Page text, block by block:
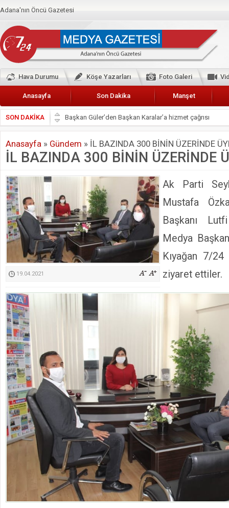
Adana'nın Öncü Gazetesi
Hava Durumu Köşe Yazarları Foto Galeri
Anasayfa Son Dakika Manşet
SON DAKİKA
Başkan Güler’den Başkan Karalar’a hizmet çağrısı
Lokantacılar ve Kebapçılar Esnaf Odası Başkanı Şefik
Hak-İş Abdurrahman Yücel
HDP İL BİNASININ ÖNÜNDE ANNELER TARİH
CEYHAN TİCARET ODASI
Hainler emellerine asla erişemeyecekler
BÖLGEMİZ ÇUKUROVA’DA 2019 YILI PAMUK
İyi Parti Yüreğir İlçe Başkanı Enis Akyürek
Kimyasallardan Koruma Derneği Başkanı Cennet Çelik
Anasayfa » Gündem » İL BAZINDA 300 BİNİN ÜZERİNDE
İL BAZINDA 300 BİNİN ÜZERİNDE
19.04.2021
Ak Parti
Mustafa
Başkanı
Medya
Kıyağan 7/
ziyaret ettiler.